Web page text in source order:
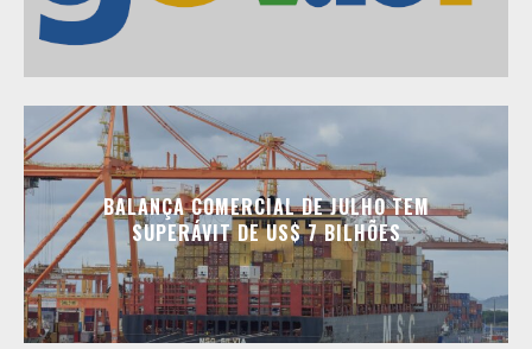
BALANÇA COMERCIAL DE JULHO TEM
SUPERÁVIT DE US$ 7 BILHÕES